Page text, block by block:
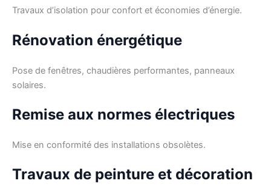
Travaux d’isolation pour confort et économies d’énergie.
Rénovation énergétique
Pose de fenêtres, chaudières performantes, panneaux
solaires.
Remise aux normes électriques
Mise en conformité des installations obsolètes.
Travaux de peinture et décoration